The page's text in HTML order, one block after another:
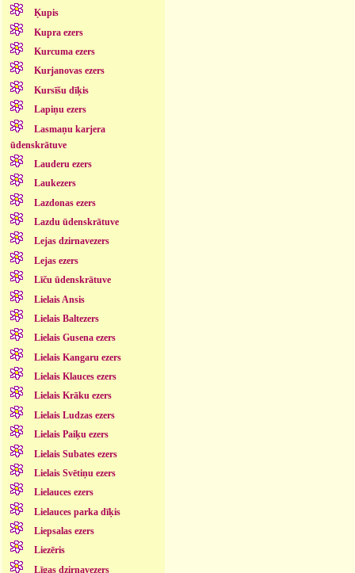
Ķupis
Kupra ezers
Kurcuma ezers
Kurjanovas ezers
Kursīšu dīķis
Lapiņu ezers
Lasmaņu karjera
ūdenskrātuve
Lauderu ezers
Laukezers
Lazdonas ezers
Lazdu ūdenskrātuve
Lejas dzirnavezers
Lejas ezers
Līču ūdenskrātuve
Lielais Ansis
Lielais Baltezers
Lielais Gusena ezers
Lielais Kangaru ezers
Lielais Klauces ezers
Lielais Krāku ezers
Lielais Ludzas ezers
Lielais Paiķu ezers
Lielais Subates ezers
Lielais Svētiņu ezers
Lielauces ezers
Lielauces parka dīķis
Liepsalas ezers
Liezēris
Līgas dzirnavezers